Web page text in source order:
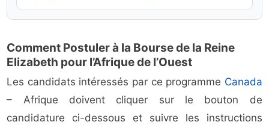
Comment Postuler à la Bourse de la Reine
Elizabeth pour l’Afrique de l’Ouest
Les candidats intéressés par ce programme Canada
– Afrique doivent cliquer sur le bouton de
candidature ci-dessous et suivre les instructions